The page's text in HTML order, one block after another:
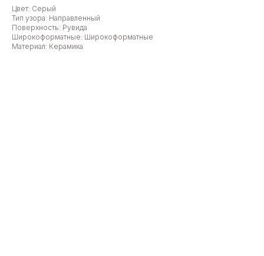
Цвет: Серый
Тип узора: Направленный
Поверхность: Рувида
Широкоформатные: Широкоформатные
Материал: Керамика